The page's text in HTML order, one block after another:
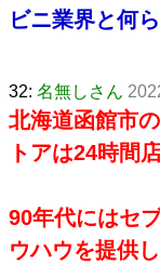
ビニ業界と何
32: 名無しさん
北海道函館市
トアは24時間
90年代にはセ
ウハウを提供